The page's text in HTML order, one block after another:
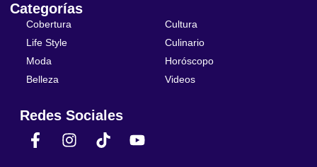
Categorías
Cobertura
Life Style
Moda
Belleza
Cultura
Culinario
Horóscopo
Videos
Redes Sociales